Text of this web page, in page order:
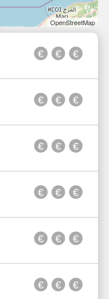
OpenStreetMap